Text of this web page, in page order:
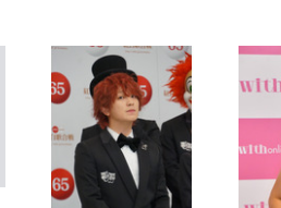
ィスチェア デスク
ない テレワーク
Sezlife オフィスチェア デスク
チェア 疲れない テレワーク
ーミングモ
充電フッ
）
【整備済み品】Dell
E2724HS 27インチ 液晶モ
ニター フル
イフ ネオ・オム
26枚入り 単品
Smart Basic(スマートベーシ
ック) 【Amazon.co.jp限定】